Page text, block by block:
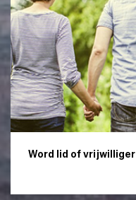
Word lid of vrijwilliger